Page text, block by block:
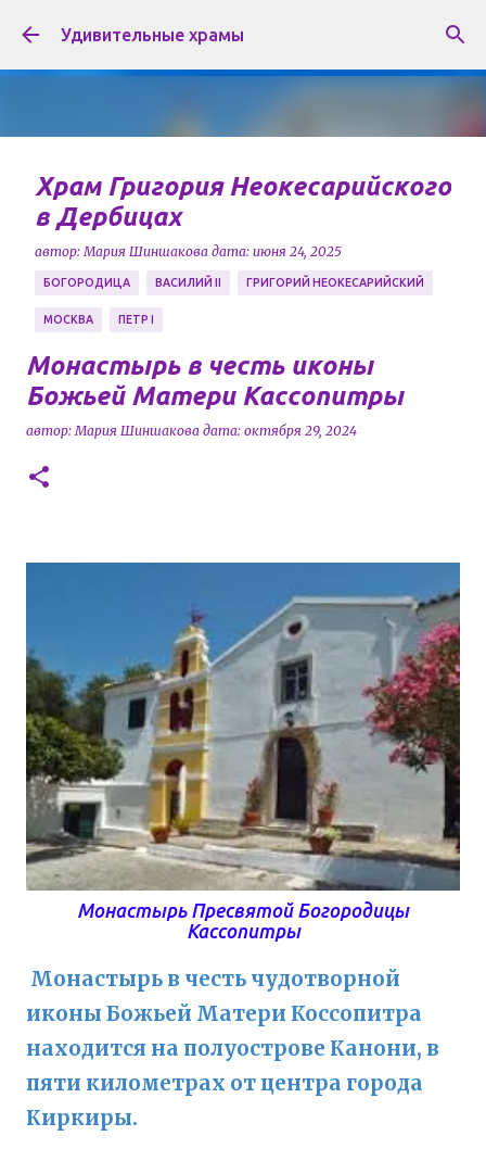
К основному контенту
Удивительные храмы
Храм Григория Неокесарийского
в Дербицах
автор:Мария Шиншакова дата: июня 24, 2025
БОГОРОДИЦА ВАСИЛИЙ II ГРИГОРИЙ НЕОКЕСАРИЙСКИЙ
МОСКВА ПЕТР I
Храм в честь Григория Неокесарийского
расположен в районе Якиманка города Москвы, и
является памятником архитектуры XVII века. Храм
носит имя Чудотворца Григория Некесарийского,
который усмирял реки, лечил больных, решал
споры и примерял враждующих, но построен был
возвращался из татарского плена, дал обет
построить храм на месте, откуда впервые увидит
Стены Московского кремля по возвращению на
родину, в честь Святого, память которого будет
праздноваться в этот день, что и произошло 30
ноября 1445 года в день памяти Святителя
Григория Неокесарийского. Место где был
построен храм называлась "Дербицы",что по
одной из версий, связано с древнерусским словом
"дербье", что означает болотистую или лесистую
местность. Деревянный храм просуществовал до
конца XVI столетия. Сегодня на месте этого храма
по благословению Алексея II построена
деревянная час...
Монастырь в честь иконы
Божьей Матери Кассопитры
автор:Мария Шиншакова дата: октября 29, 2024
Монастырь Пресвятой Богородицы
Кассопитры
Монастырь в честь чудотворной
иконы Божьей Матери Коссопитра
находится на полуострове Канони, в
пяти километрах от центра города
Киркиры.